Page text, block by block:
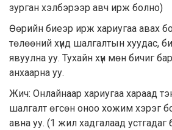
зурган хэлбэрээр авч ирж болно)
Өөрийн биеэр ирж хариугаа авах
төлөөний хүнд шалгалтын хуудас,
явуулна уу. Тухайн хүн мөн бичиг
анхаарна уу.
Жич: Онлайнаар хариугаа хараад
шалгалт өгсөн оноо хожим хэрэг
авна уу. (1 жил хадгалаад устгадаг